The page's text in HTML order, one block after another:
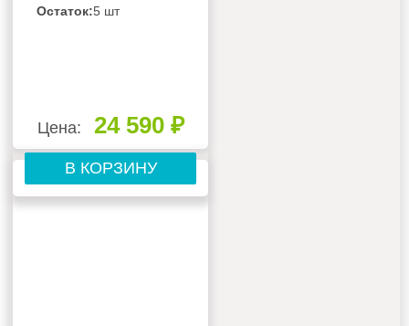
Остаток:5 шт
Цена: 24 590 ₽
В КОРЗИНУ